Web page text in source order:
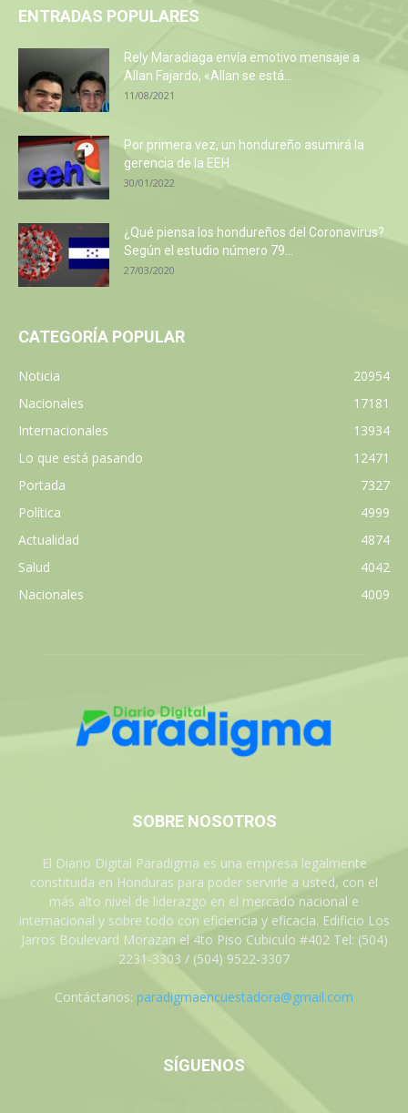
ENTRADAS POPULARES
Rely Maradiaga envía emotivo mensaje a
Allan Fajardo, «Allan se está...
11/08/2021
Por primera vez, un hondureño asumirá la
gerencia de la EEH
30/01/2022
¿Qué piensa los hondureños del Coronavirus?
Según el estudio número 79...
27/03/2020
CATEGORÍA POPULAR
Noticia
20954
Nacionales
17181
Internacionales
13934
Lo que está pasando
12471
Portada
7327
Política
4999
Actualidad
4874
Salud
4042
Nacionales
4009
SOBRE NOSOTROS
El Diario Digital Paradigma es una empresa legalmente
constituida en Honduras para poder servirle a usted, con el
más alto nivel de liderazgo en el mercado nacional e
internacional y sobre todo con eficiencia y eficacia. Edificio Los
Jarros Boulevard Morazan el 4to Piso Cubiculo #402 Tel: (504)
2231-3303 / (504) 9522-3307
Contáctanos: paradigmaencuestadora@gmail.com
SÍGUENOS